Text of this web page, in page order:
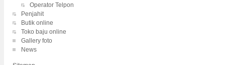
Operator Telpon
Penjahit
Butik online
Toko baju online
Gallery foto
News